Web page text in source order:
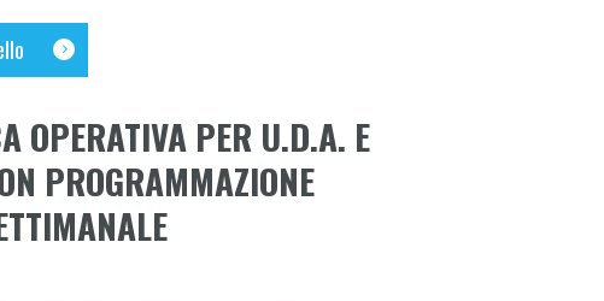
OPERATIVA PER U.D.A. E
PROGRAMMAZIONE